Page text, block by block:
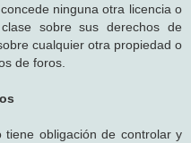
ninguna otra licencia o
sobre sus derechos de
cualquier otra propiedad o
de foros.
tiene obligación de controlar y